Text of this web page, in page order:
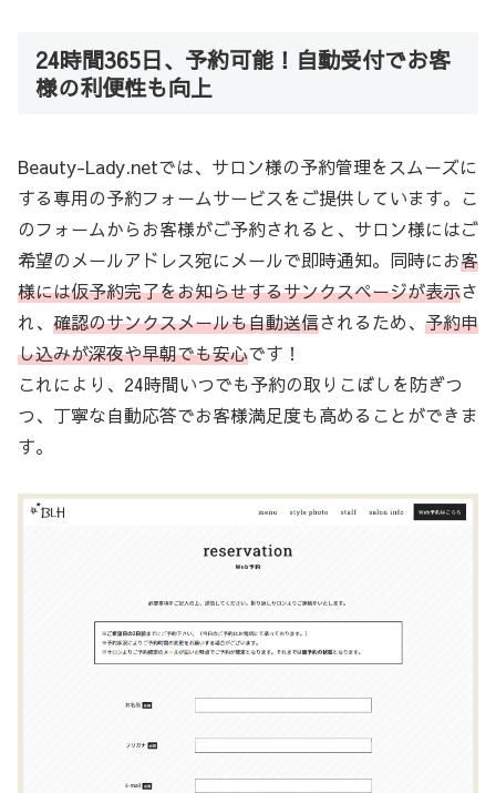
24時間365日、予約可能！自動受付でお客
様の利便性も向上
Beauty-Lady.netでは、サロン様の予約管理をスムーズに
する専用の予約フォームサービスをご提供しています。こ
のフォームからお客様がご予約されると、サロン様にはご
希望のメールアドレス宛にメールで即時通知。同時にお客
様には仮予約完了をお知らせするサンクスページが表示さ
れ、 確認のサンクスメールも自動送信されるため、 予約申
し込みが深夜や早朝でも安心です！
これにより、24時間いつでも予約の取りこぼしを防ぎつ
つ、丁寧な自動応答でお客様満足度も高めることができま
す。